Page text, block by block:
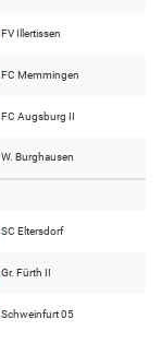
FV Illertissen
FC Memmingen
FC Augsburg II
W. Burghausen
SC Eltersdorf
Gr. Fürth II
Schweinfurt 05